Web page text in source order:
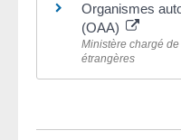
Organismes
(OAA)
Ministère chargé
étrangères